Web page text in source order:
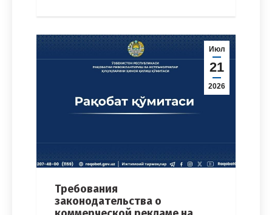
Июл
21
2026
Требования
законодательства о